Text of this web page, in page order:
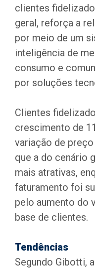
clientes
geral, reforça a
por meio de um
inteligência de
consumo e
por soluções
Clientes
crescimento de
variação de
que a do cenário
mais atrativas,
faturamento foi
pelo aumento do
base de clientes.
Tendências
Segundo Gibotti,